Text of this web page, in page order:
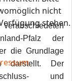
Pfalz der
die Grundlage
darstellt. Der
und
nicht
stehen.